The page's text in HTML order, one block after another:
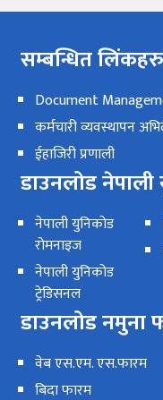
सम्बन्धित लिंकहरु
Document
कर्मचारी व्यवस्थापन
ईहाजिरी प्रणाली
डाउनलोड
नेपाली युनिकोड
रोमनाइज
नेपाली युनिकोड
ट्रेडिसनल
डाउनलोड नमुना
वेब एस.एम. एस.फारम
बिदा फारम